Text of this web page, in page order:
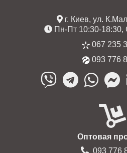
г. Киев, ул.
Пн-Пт 10:30-18:30,
067 235
093 776
Оптовая
093 776